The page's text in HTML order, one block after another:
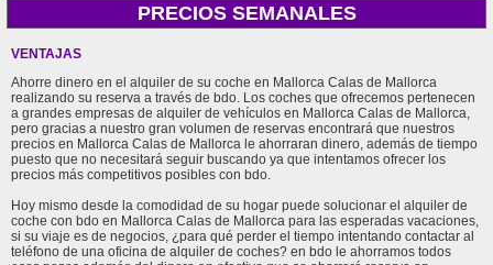
PRECIOS SEMANALES
VENTAJAS
Ahorre dinero en el alquiler de su coche en Mallorca Calas de Mallorca
realizando su reserva a través de bdo. Los coches que ofrecemos pertenecen
a grandes empresas de alquiler de vehículos en Mallorca Calas de Mallorca,
pero gracias a nuestro gran volumen de reservas encontrará que nuestros
precios en Mallorca Calas de Mallorca le ahorraran dinero, además de tiempo
puesto que no necesitará seguir buscando ya que intentamos ofrecer los
precios más competitivos posibles con bdo.
Hoy mismo desde la comodidad de su hogar puede solucionar el alquiler de
coche con bdo en Mallorca Calas de Mallorca para las esperadas vacaciones,
si su viaje es de negocios, ¿para qué perder el tiempo intentando contactar al
teléfono de una oficina de alquiler de coches? en bdo le ahorramos todos